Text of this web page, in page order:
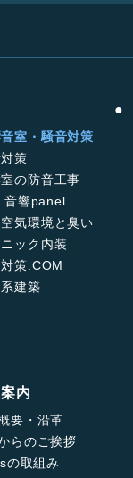
室・騒音対策
策
の防音工事
音響panel
気環境と臭い
ック内装
策.COM
建築
内
要・沿革
らのご挨拶
の取組み